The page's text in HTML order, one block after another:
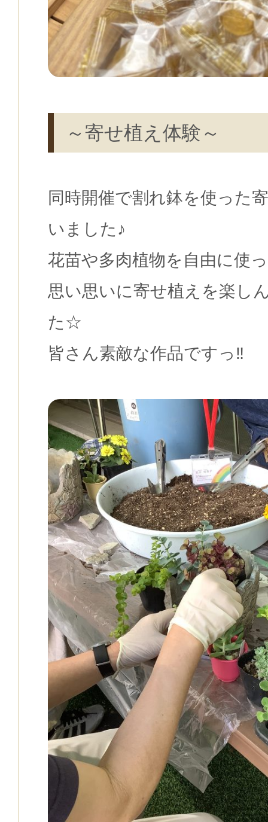
～寄せ植え体験～
同時開催で割れ鉢を使った
いました♪
花苗や多肉植物を自由に使
思い思いに寄せ植えを楽し
た☆
皆さん素敵な作品ですっ‼